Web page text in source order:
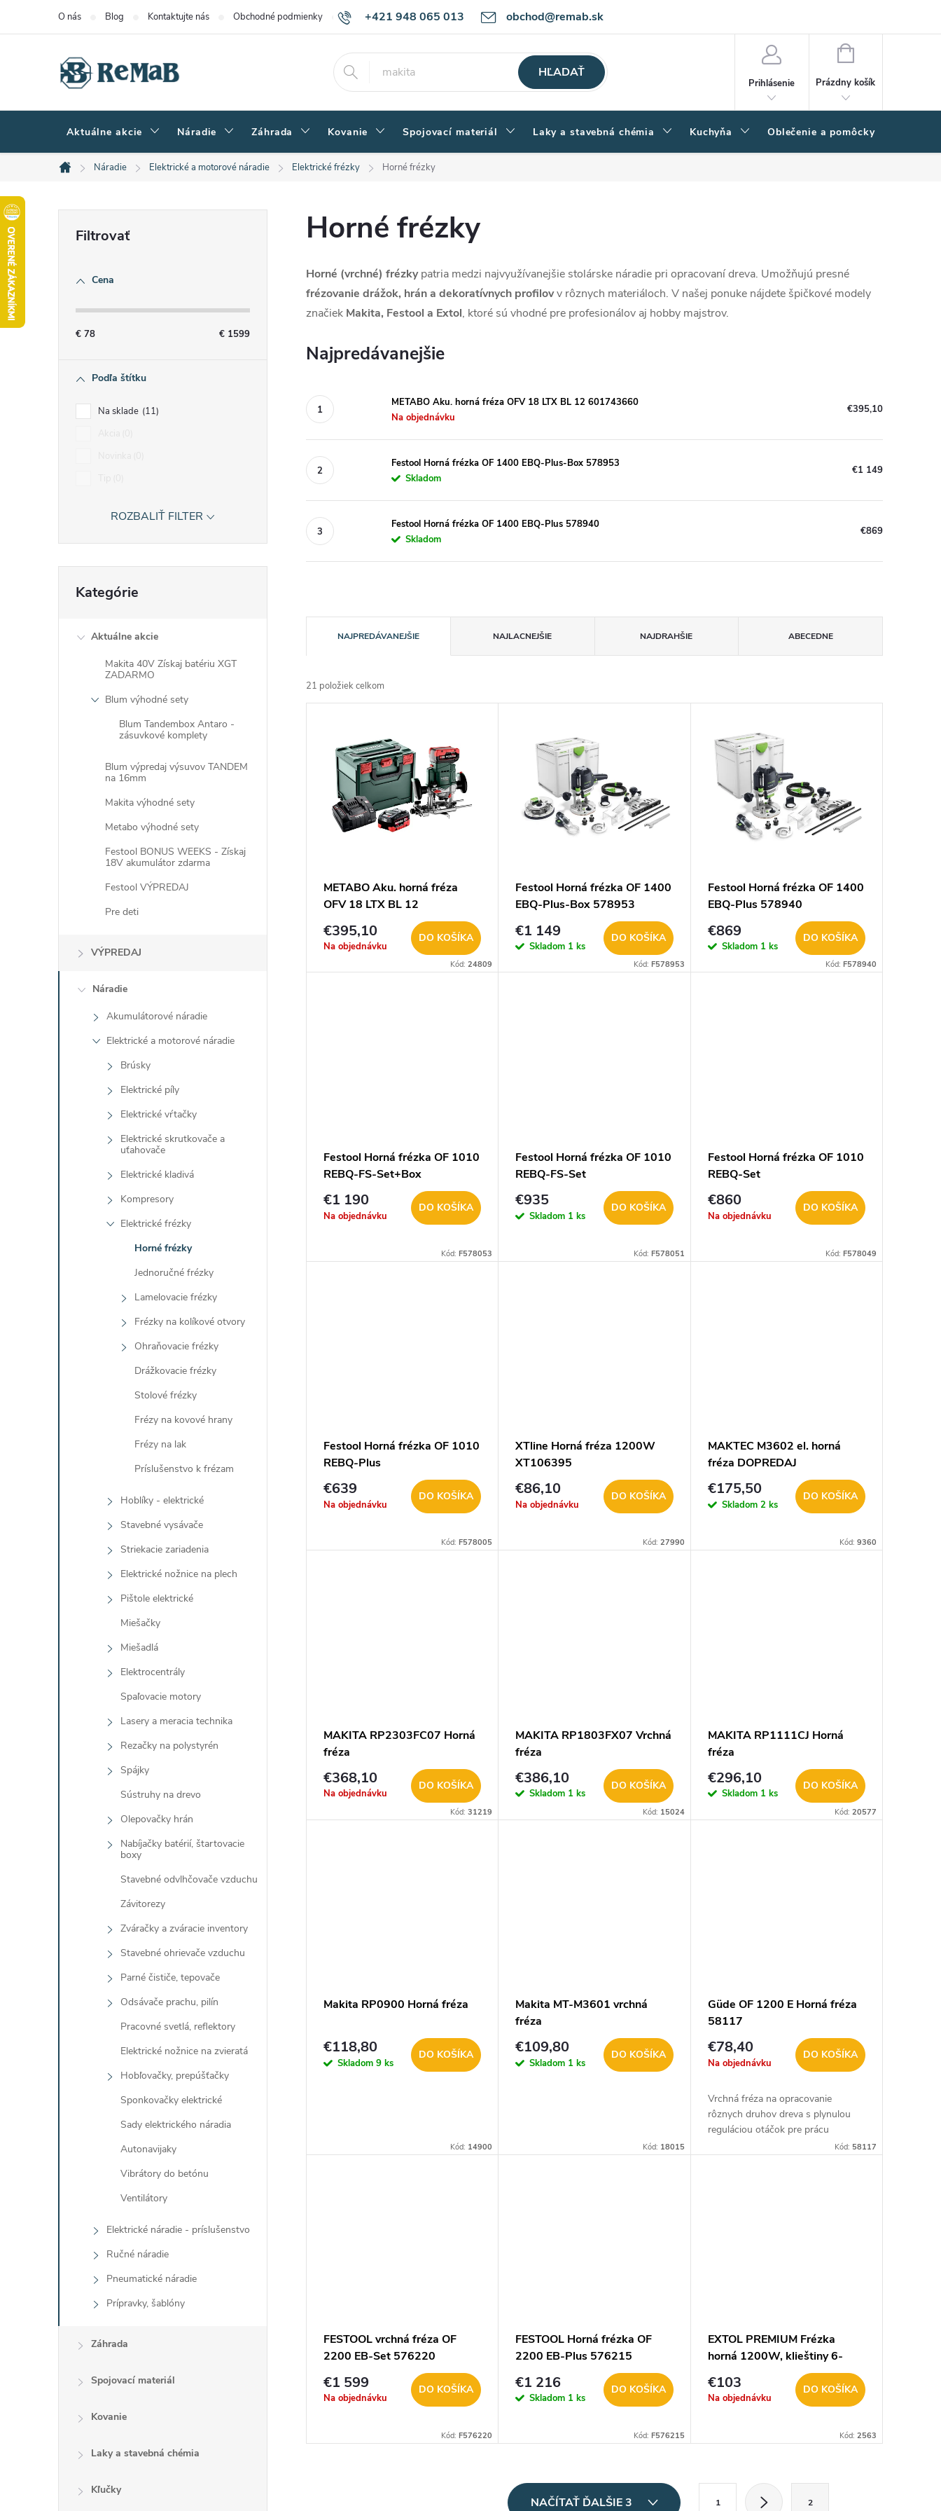
+421 948 065 013 obchod@remab.sk
O nás Blog Kontaktujte nás Obchodné podmienky Podmienky ochrany osobných údajov Ako nakupovať
HĽADAŤ
Prihlásenie
NÁKUPNÝ
Prázdny košík
Aktuálne akcie Náradie Záhrada Kovanie Spojovací materiál Laky a stavebná chémia Kuchyňa Oblečenie a pomôcky
Domov
Náradie Elektrické a motorové náradie Elektrické frézky Horné frézky
l
Cena
€ 78 € 1599
Podľa štítku
Na sklade 11
ROZBALIŤ FILTER
kategórie
Kategórie
Aktuálne akcie
Makita 40V Získaj batériu XGT
ZADARMO
Blum výhodné sety
Blum Tandembox Antaro -
zásuvkové komplety
Blum výpredaj výsuvov TANDEM
na 16mm
Makita výhodné sety
Metabo výhodné sety
Festool BONUS WEEKS - Získaj
18V akumulátor zdarma
Festool VÝPREDAJ
Pre deti
VÝPREDAJ
Náradie
Akumulátorové náradie
Elektrické a motorové náradie
Brúsky
Elektrické píly
Elektrické vŕtačky
Elektrické skrutkovače a
uťahovače
Elektrické kladivá
Kompresory
Elektrické frézky
Horné frézky
Jednoručné frézky
Lamelovacie frézky
Frézky na kolíkové otvory
Ohraňovacie frézky
Drážkovacie frézky
Stolové frézky
Frézy na kovové hrany
Frézy na lak
Príslušenstvo k frézam
Hoblíky - elektrické
Stavebné vysávače
Striekacie zariadenia
Elektrické nožnice na plech
Pištole elektrické
Miešačky
Miešadlá
Elektrocentrály
Spaľovacie motory
Lasery a meracia technika
Rezačky na polystyrén
Spájky
Sústruhy na drevo
Olepovačky hrán
Nabíjačky batérií, štartovacie
boxy
Stavebné odvlhčovače vzduchu
Závitorezy
Zváračky a zváracie inventory
Stavebné ohrievače vzduchu
Parné čističe, tepovače
Odsávače prachu, pilín
Pracovné svetlá, reflektory
Elektrické nožnice na zvieratá
Hobľovačky, prepúšťačky
Sponkovačky elektrické
Sady elektrického náradia
Autonavijaky
Vibrátory do betónu
Ventilátory
Elektrické náradie - príslušenstvo
Ručné náradie
Pneumatické náradie
Prípravky, šablóny
Záhrada
Spojovací materiál
Kovanie
Laky a stavebná chémia
Kľučky
Horné frézky
Horné (vrchné) frézkypatria medzi najvyužívanejšie stolárske náradie pri opracovaní dreva. Umožňujú presné
frézovanie drážok, hrán a dekoratívnych profilovv rôznych materiáloch. V našej ponuke nájdete špičkové modely
značiek Makita, Festool a Extol, ktoré sú vhodné pre profesionálov aj hobby majstrov.
Najpredávanejšie
METABO Aku. horná fréza OFV 18 LTX BL 12 601743660
Na objednávku
€395,10
Festool Horná frézka OF 1400 EBQ-Plus-Box 578953
Skladom
€1 149
Festool Horná frézka OF 1400 EBQ-Plus 578940
Skladom
€869
a
d
d
NAJPREDÁVANEJŠIE NAJLACNEJŠIE NAJDRAHŠIE ABECEDNE
21 položiek celkom
o
METABO Aku. horná fréza
OFV 18 LTX BL 12
€395,10
Na objednávku
DO KOŠÍKA
Kód:24809
Festool Horná frézka OF 1400
EBQ-Plus-Box 578953
€1 149
Skladom 1 ks
DO KOŠÍKA
Kód: F578953
Festool Horná frézka OF 1400
EBQ-Plus 578940
€869
Skladom 1 ks
DO KOŠÍKA
Kód: F578940
Festool Horná frézka OF 1010
REBQ-FS-Set+Box
€1 190
Na objednávku
DO KOŠÍKA
Kód:F578053
Festool Horná frézka OF 1010
REBQ-FS-Set
€935
Skladom 1 ks
DO KOŠÍKA
Kód: F578051
Festool Horná frézka OF 1010
REBQ-Set
€860
Na objednávku
DO KOŠÍKA
Kód: F578049
Festool Horná frézka OF 1010
REBQ-Plus
€639
Na objednávku
DO KOŠÍKA
Kód:F578005
XTline Horná fréza 1200W
XT106395
€86,10
Na objednávku
DO KOŠÍKA
Kód: 27990
MAKTEC M3602 el. horná
fréza DOPREDAJ
€175,50
Skladom 2 ks
DO KOŠÍKA
Kód: 9360
MAKITA RP2303FC07 Horná
fréza
€368,10
Na objednávku
DO KOŠÍKA
Kód:31219
MAKITA RP1803FX07 Vrchná
fréza
€386,10
Skladom 1 ks
DO KOŠÍKA
Kód: 15024
MAKITA RP1111CJ Horná
fréza
€296,10
Skladom 1 ks
DO KOŠÍKA
Kód: 20577
Makita RP0900 Horná fréza
€118,80
Skladom 9 ks
DO KOŠÍKA
Kód: 14900
Makita MT-M3601 vrchná
fréza
€109,80
Skladom 1 ks
DO KOŠÍKA
Kód: 18015
Güde OF 1200 E Horná fréza
58117
€78,40
Na objednávku
DO KOŠÍKA
Vrchná fréza na opracovanie
rôznych druhov dreva s plynulou
reguláciou otáčok pre prácu
Kód: 58117
FESTOOL vrchná fréza OF
2200 EB-Set 576220
€1 599
Na objednávku
DO KOŠÍKA
Kód:F576220
FESTOOL Horná frézka OF
2200 EB-Plus 576215
€1 216
Skladom 1 ks
DO KOŠÍKA
Kód: F576215
EXTOL PREMIUM Frézka
horná 1200W, klieštiny 6-
€103
Na objednávku
DO KOŠÍKA
Kód: 2563
NAČÍTAŤ ĎALŠIE 3 1 2